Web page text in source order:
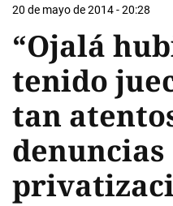
20 de mayo de 2014 - 20:28
“Ojalá
tenido
tan
denuncias